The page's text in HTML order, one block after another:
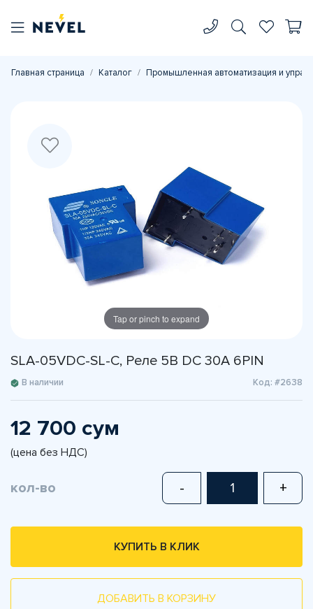
Главная страница Каталог Промышленная автоматизация и
Tap or pinch to expand
SLA-05VDC-SL-C, Реле 5В DC 30A 6PIN
В наличии Код: #2638
12 700 сум
(цена без НДС)
кол-во - +
КУПИТЬ В КЛИК
ДОБАВИТЬ В КОРЗИНУ